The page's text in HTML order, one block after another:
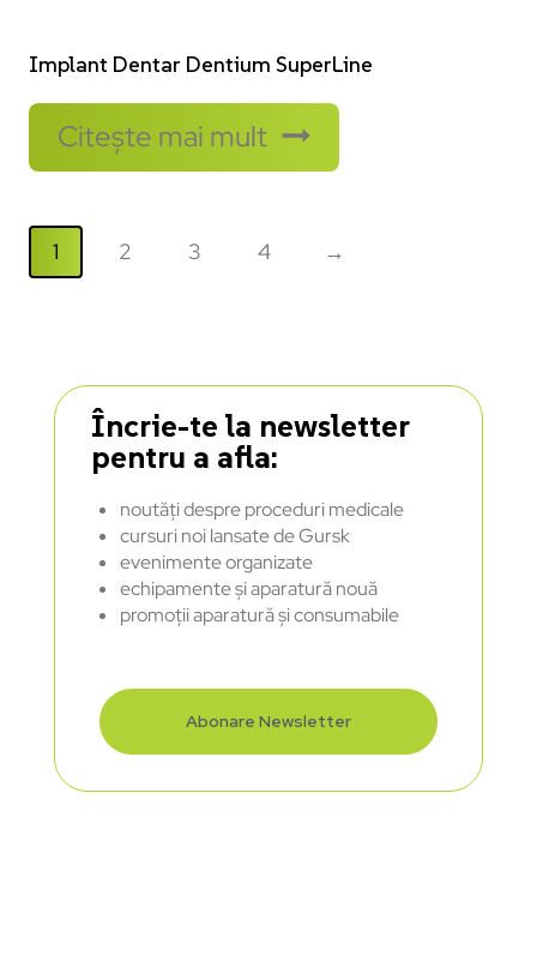
Implant Dentar Dentium SuperLine
Citește mai mult
1 2 3 4 →
Încrie-te la newsletter
pentru a afla:
noutăți despre proceduri medicale
cursuri noi lansate de Gursk
evenimente organizate
echipamente și aparatură nouă
promoții aparatură și consumabile
Abonare Newsletter